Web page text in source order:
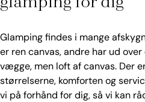
Glamping findes i mange
er ren canvas, andre har ud
vægge, men loft af canvas. Der
størrelserne, komforten og
vi på forhånd for dig, så vi kan